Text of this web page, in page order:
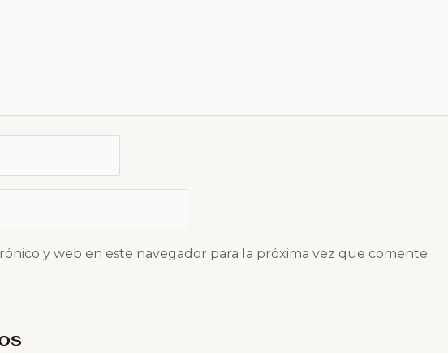
y web en este navegador para la próxima vez que comente.